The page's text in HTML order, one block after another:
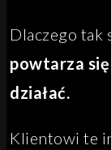
Dlaczego tak
powtarza
działać.
Klientowi te